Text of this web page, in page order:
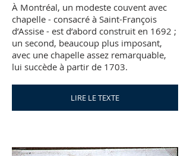
À Montréal, un modeste couvent avec
chapelle - consacré à Saint-François
d’Assise - est d’abord construit en 1692 ;
un second, beaucoup plus imposant,
avec une chapelle assez remarquable,
lui succède à partir de 1703.
LIRE LE TEXTE